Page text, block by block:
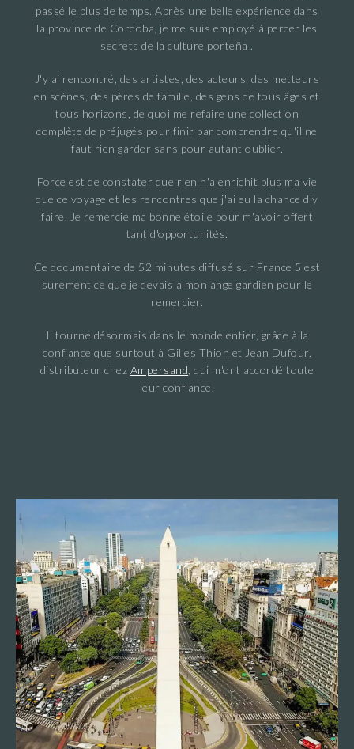
passé le plus de temps. Après une belle expérience dans
la province de Cordoba, je me suis employé à percer les
secrets de la culture porteña .
J'y ai rencontré, des artistes, des acteurs, des metteurs
en scènes, des pères de famille, des gens de tous âges et
tous horizons, de quoi me refaire une collection
complète de préjugés pour finir par comprendre qu'il ne
faut rien garder sans pour autant oublier.
Force est de constater que rien n'a enrichit plus ma vie
que ce voyage et les rencontres que j'ai eu la chance d'y
faire. Je remercie ma bonne étoile pour m'avoir offert
tant d'opportunités.
Ce documentaire de 52 minutes diffusé sur France 5 est
surement ce que je devais à mon ange gardien pour le
remercier.
Il tourne désormais dans le monde entier, grâce à la
confiance que surtout à Gilles Thion et Jean Dufour,
distributeur chez Ampersand , qui m'ont accordé toute
leur confiance.